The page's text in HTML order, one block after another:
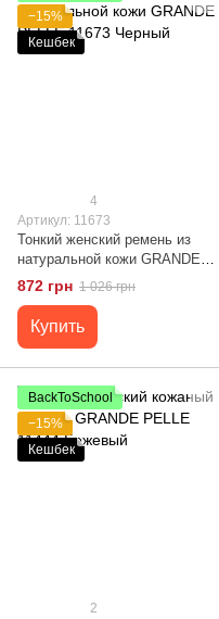
−15%
Кешбек
4
Артикул: 11673
Тонкий женский ремень из
натуральной кожи GRANDE
PELLE 11673 Черный
872 грн 1 026 грн
Купить
BackToSchool
−15%
Кешбек
2